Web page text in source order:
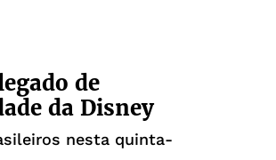
de
da Disney
nesta quinta-